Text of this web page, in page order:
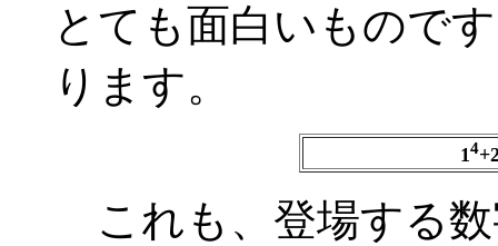
とても面白いもので
ります。
14
これも、登場する